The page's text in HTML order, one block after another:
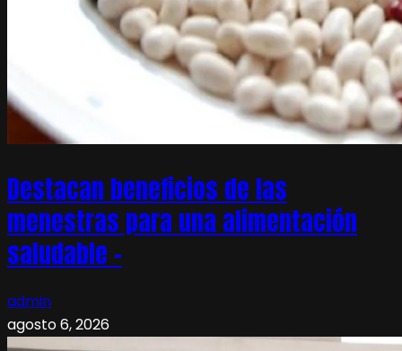
Destacan beneficios de las
menestras para una alimentación
saludable –
admin
agosto 6, 2026